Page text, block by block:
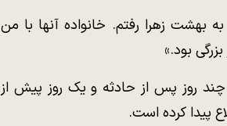
به بهشت زهرا رفتم. خانواده آنها با من
بود.»
روز پس از حادثه و یک روز پیش از
پیدا کرده است.